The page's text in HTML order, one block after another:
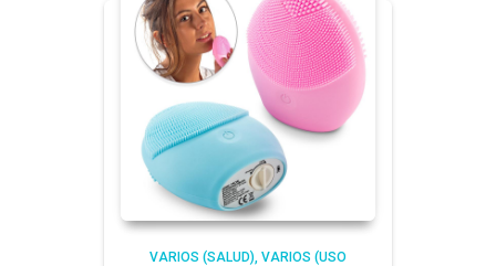
VARIOS (SALUD) VARIOS (USO